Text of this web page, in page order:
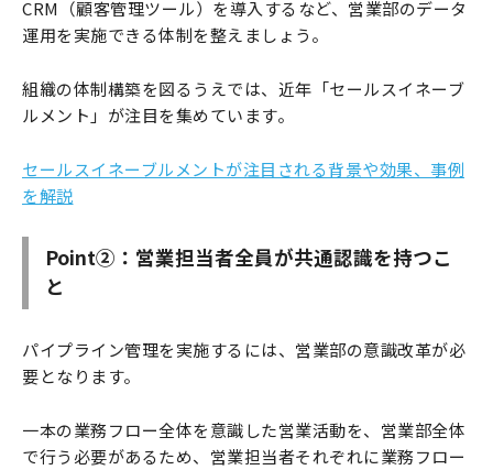
CRM（顧客管理ツール）を導入するなど、営業部のデータ
運用を実施できる体制を整えましょう。
組織の体制構築を図るうえでは、近年「セールスイネーブ
ルメント」が注目を集めています。
セールスイネーブルメントが注目される背景や効果、事例
を解説
Point②：営業担当者全員が共通認識を持つこ
と
パイプライン管理を実施するには、営業部の意識改革が必
要となります。
一本の業務フロー全体を意識した営業活動を、営業部全体
で行う必要があるため、営業担当者それぞれに業務フロー